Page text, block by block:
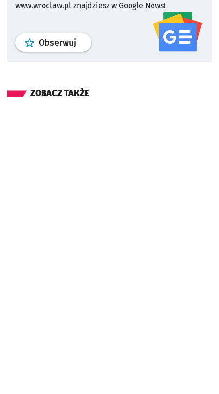
www.wroclaw.pl znajdziesz w Google News!
Obserwuj profil serwisu
ZOBACZ TAKŻE